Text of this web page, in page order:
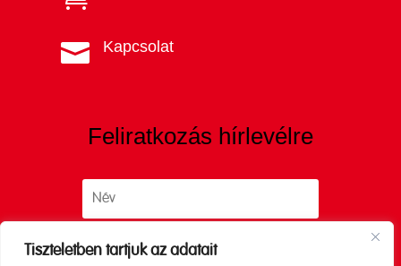
Tiszteletben tartjuk az adatait
 Kapcsolat
Feliratkozás hírlevélre